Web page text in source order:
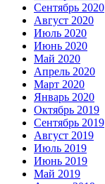
Сентябрь 2020
Август 2020
Июль 2020
Июнь 2020
Май 2020
Апрель 2020
Март 2020
Январь 2020
Октябрь 2019
Сентябрь 2019
Август 2019
Июль 2019
Июнь 2019
Май 2019